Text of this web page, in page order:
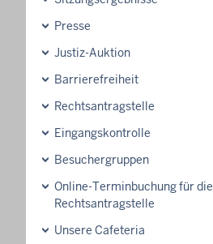
Presse
Justiz-Auktion
Barrierefreiheit
Rechtsantragstelle
Eingangskontrolle
Besuchergruppen
Online-Terminbuchung für die
Rechtsantragstelle
Unsere Cafeteria